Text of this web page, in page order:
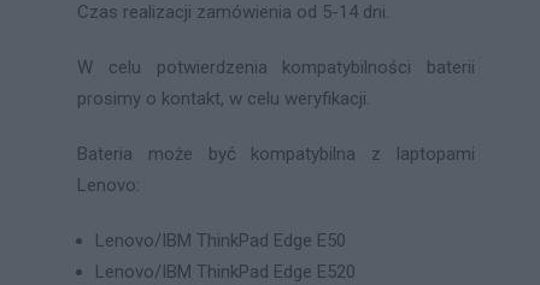
Czas realizacji zamówienia od 5-14 dni.
W celu potwierdzenia kompatybilności baterii
prosimy o kontakt, w celu weryfikacji.
Bateria może być kompatybilna z laptopami
Lenovo:
Lenovo/IBM ThinkPad Edge E50
Lenovo/IBM ThinkPad Edge E520